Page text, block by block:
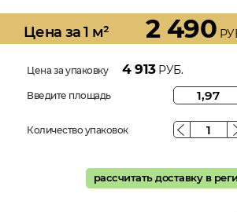
Цена за 1 м² 2 490
Цена за упаковку 4 913РУБ.
Введите площадь
Количество упаковок
рассчитать доставку в